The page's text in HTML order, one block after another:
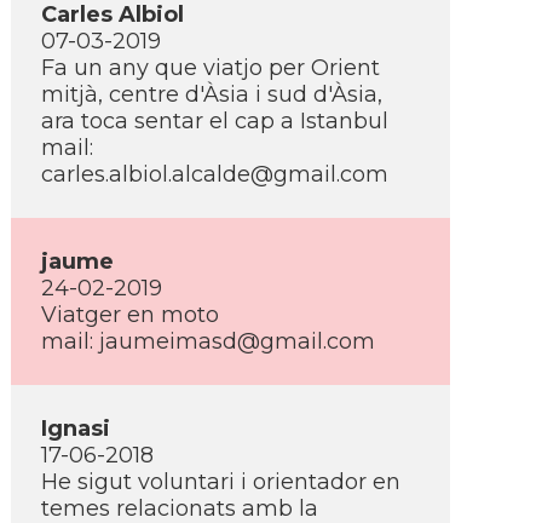
Carles Albiol
07-03-2019
Fa un any que viatjo per Orient
mitjà, centre d'Àsia i sud d'Àsia,
ara toca sentar el cap a Istanbul
mail:
carles.albiol.alcalde@gmail.com
jaume
24-02-2019
Viatger en moto
mail: jaumeimasd@gmail.com
Ignasi
17-06-2018
He sigut voluntari i orientador en
temes relacionats amb la